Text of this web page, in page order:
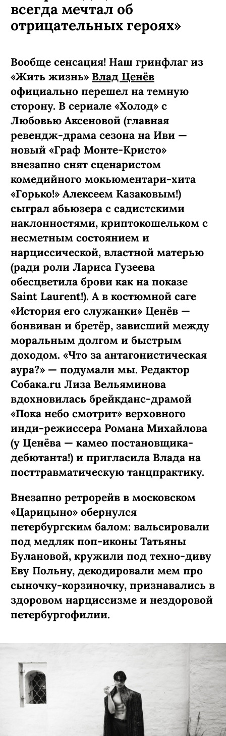
всегда мечтал об
отрицательных героях»
Вообще сенсация! Наш гринфлаг из
«Жить жизнь» Влад Ценёв
официально перешел на темную
сторону. В сериале «Холод» с
Любовью Аксеновой (главная
ревендж-­драма сезона на Иви —
новый «Граф Монте-­Кристо»
внезапно снят сценаристом
комедийного мокьюментари-хита
«Горько!» Алексеем Казаковым!)
сыграл абьюзера с садистскими
наклонностями, криптокошельком с
несметным состоянием и
нарциссической, властной матерью
(ради роли Лариса Гузеева
обесцветила брови как на показе
Saint Laurent!). А в костюмной саге
«История его служанки» Ценёв —
бонвиван и бретёр, зависший между
моральным долгом и быстрым
доходом. «Что за антагонистическая
аура?» — подумали мы. Редактор
Собака.ru Лиза Вельяминова
вдохновилась брейкданс-­драмой
«Пока небо смотрит» верховного
инди-режиссера Романа Михайлова
(у Ценёва — камео постановщика-
дебютанта!) и пригласила Влада на
посттравматическую танцпрактику.
Внезапно ретрорейв в московском
«Царицыно» обернулся
петербургским балом: вальсировали
под медляк поп-иконы Татьяны
Булановой, кружили под техно-диву
Еву Польну, декодировали мем про
сыночку-­корзиночку, признавались в
здоровом нарциссизме и нездоровой
петербургофилии.